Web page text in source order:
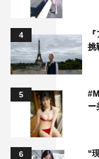
4
挑
5
6
“